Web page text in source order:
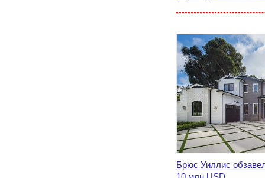
Брюс Уиллис